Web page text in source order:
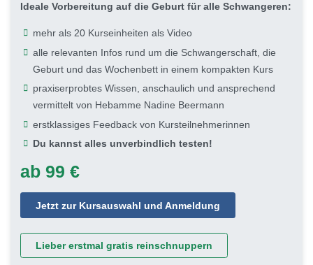
Ideale Vorbereitung auf die Geburt für alle Schwangeren:
mehr als 20 Kurseinheiten als Video
alle relevanten Infos rund um die Schwangerschaft, die
Geburt und das Wochenbett in einem kompakten Kurs
praxiserprobtes Wissen, anschaulich und ansprechend
vermittelt von Hebamme Nadine Beermann
erstklassiges Feedback von Kursteilnehmerinnen
Du kannst alles unverbindlich testen!
ab 99 €
Jetzt zur Kursauswahl und Anmeldung
Lieber erstmal gratis reinschnuppern